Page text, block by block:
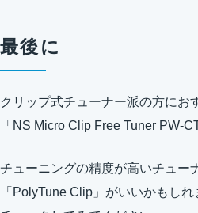
最後に
クリップ式チューナー派の方にお
「NS Micro Clip Free Tuner PW-
チューニングの精度が高いチュー
「PolyTune Clip」がいいかもし